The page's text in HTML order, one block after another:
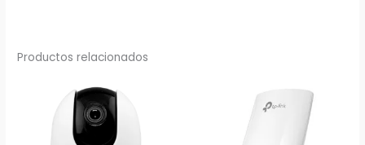
Productos relacionados